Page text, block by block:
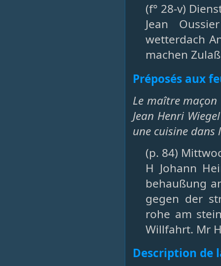
(f° 28-v)
Jean
wetterdach
machen
Préposés aux
Le maître maçon
Jean Henri
une cuisine dans
(p. 84)
H Johann
behaußung
gegen der
rohe am
Willfahrt. Mr
Description de